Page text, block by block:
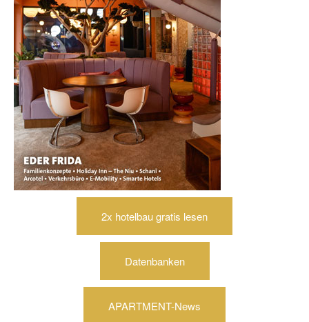
2x hotelbau gratis lesen
Datenbanken
APARTMENT-News